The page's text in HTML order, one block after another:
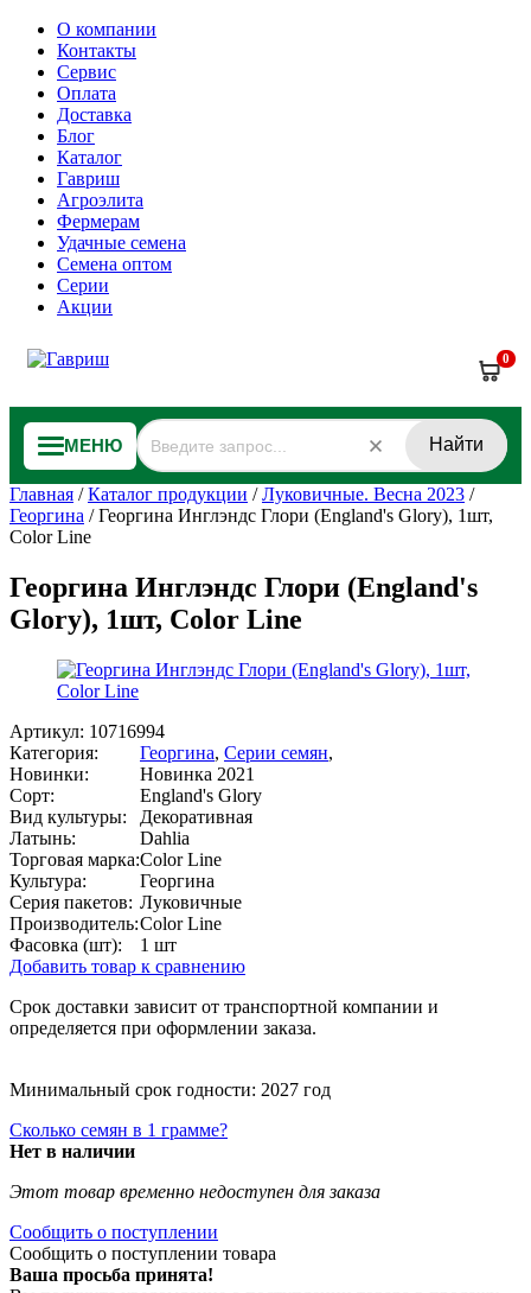
О компании
Контакты
Сервис
Оплата
Доставка
Блог
Каталог
Гавриш
Агроэлита
Фермерам
Удачные семена
Семена оптом
Серии
Акции
0
МЕНЮ Найти
Главная /Каталог продукции /Луковичные. Весна 2023 /
Георгина /Георгина Инглэндс Глори (England's Glory), 1шт,
Color Line
Георгина Инглэндс Глори (England's
Glory), 1шт, Color Line
Артикул: 10716994
Категория:
Георгина, Серии семян,
Новинки:
Новинка 2021
Сорт:
England's Glory
Вид культуры:
Декоративная
Латынь:
Dahlia
Торговая марка:Color Line
Культура:
Георгина
Серия пакетов: Луковичные
Производитель:Color Line
Фасовка (шт):
1 шт
Добавить товар к сравнению
Срок доставки зависит от транспортной компании и
определяется при оформлении заказа.
Минимальный срок годности: 2027 год
Сколько семян в 1 грамме?
Нет в наличии
Этот товар временно недоступен для заказа
Сообщить о поступлении
Сообщить о поступлении товара
Ваша просьба принята!